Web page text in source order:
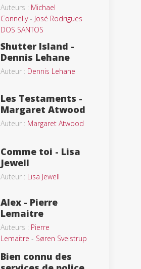
Auteurs : Michael
Connelly- José Rodrigues
DOS SANTOS
Shutter Island -
Dennis Lehane
Auteur : Dennis Lehane
Les Testaments -
Margaret Atwood
Auteur : Margaret Atwood
Comme toi - Lisa
Jewell
Auteur : Lisa Jewell
Alex - Pierre
Lemaitre
Auteurs : Pierre
Lemaitre - Søren Sveistrup
Bien connu des